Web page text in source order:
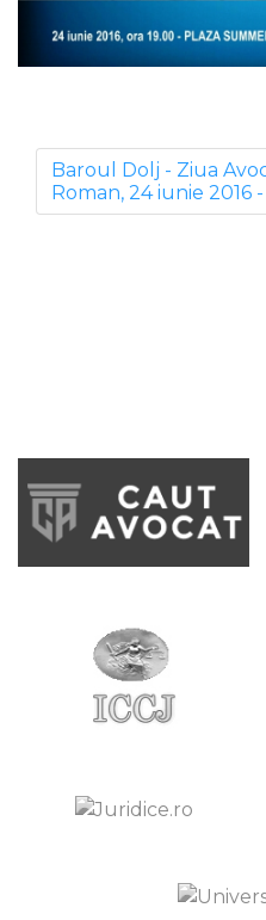
Baroul Dolj - Ziua
Roman, 24 iunie 2016